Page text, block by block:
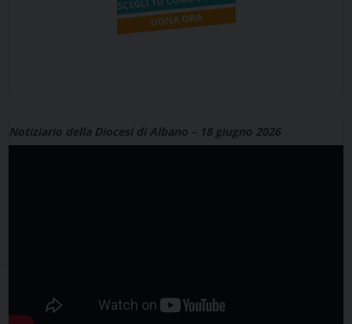
Notiziario della Diocesi di Albano – 18 giugno 2026